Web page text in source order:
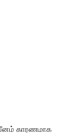
காரணமாக